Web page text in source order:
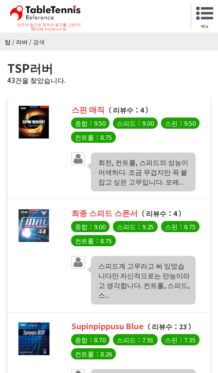
모두의 평가로 최적의 용구를 고르자!
NO.1탁구리뷰사이트
메뉴
탑 / 러버 / 검색
TSP러버
43건을 찾았습니다.
스핀 매직 （ 리뷰수：4 ）
종합：9.50 스피드：9.00
스핀：9.50
컨트롤：8.75
회전, 컨트롤, 스피드의 성능이
어색하다. 조금 무겁지만 꼭 붙
잡고 싶은 고무입니다. 포에...
최종 스피드 스폰서 （ 리뷰수：4 ）
종합：9.00 스피드：9.25
스핀：8.75
컨트롤：8.75
스피드계 고무라고 써 있었습
니다만 자신적으로는 만능이라
고 생각합니다. 컨트롤, 스피드,
스...
Supinpippusu Blue （ 리뷰수：23 ）
종합：8.70 스피드：7.91
스핀：7.35
컨트롤：8.26